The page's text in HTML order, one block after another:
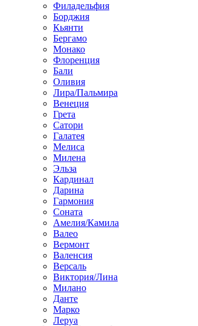
Филадельфия
Борджия
Кьянти
Бергамо
Монако
Флоренция
Бали
Оливия
Лира/Пальмира
Венеция
Грета
Сатори
Галатея
Мелиса
Милена
Эльза
Кардинал
Дарина
Гармония
Соната
Амелия/Камила
Валео
Вермонт
Валенсия
Версаль
Виктория/Лина
Милано
Данте
Марко
Леруа